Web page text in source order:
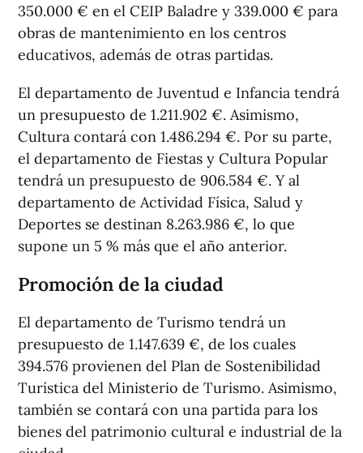
350.000 € en el CEIP Baladre y 339.000 € para
obras de mantenimiento en los centros
educativos, además de otras partidas.
El departamento de Juventud e Infancia tendrá
un presupuesto de 1.211.902 €. Asimismo,
Cultura contará con 1.486.294 €. Por su parte,
el departamento de Fiestas y Cultura Popular
tendrá un presupuesto de 906.584 €. Y al
departamento de Actividad Física, Salud y
Deportes se destinan 8.263.986 €, lo que
supone un 5 % más que el año anterior.
Promoción de la ciudad
El departamento de Turismo tendrá un
presupuesto de 1.147.639 €, de los cuales
394.576 provienen del Plan de Sostenibilidad
Turística del Ministerio de Turismo. Asimismo,
también se contará con una partida para los
bienes del patrimonio cultural e industrial de la